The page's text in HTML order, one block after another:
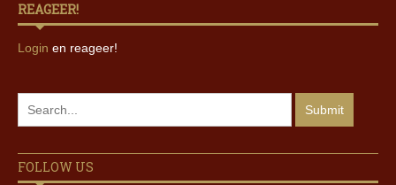
REAGEER!
Login en reageer!
FOLLOW US